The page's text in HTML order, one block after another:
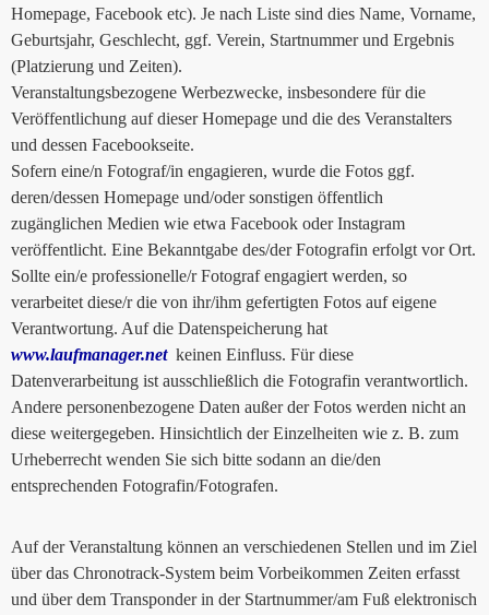
Homepage, Facebook etc). Je nach Liste sind dies Name, Vorname,
Geburtsjahr, Geschlecht, ggf. Verein, Startnummer und Ergebnis
(Platzierung und Zeiten).
Veranstaltungsbezogene Werbezwecke, insbesondere für die
Veröffentlichung auf dieser Homepage und die des Veranstalters
und dessen Facebookseite.
Sofern eine/n Fotograf/in engagieren, wurde die Fotos ggf.
deren/dessen Homepage und/oder sonstigen öffentlich
zugänglichen Medien wie etwa Facebook oder Instagram
veröffentlicht. Eine Bekanntgabe des/der Fotografin erfolgt vor Ort.
Sollte ein/e professionelle/r Fotograf engagiert werden, so
verarbeitet diese/r die von ihr/ihm gefertigten Fotos auf eigene
Verantwortung. Auf die Datenspeicherung hat
www.laufmanager.netkeinen Einfluss. Für diese
Datenverarbeitung ist ausschließlich die Fotografin verantwortlich.
Andere personenbezogene Daten außer der Fotos werden nicht an
diese weitergegeben. Hinsichtlich der Einzelheiten wie z. B. zum
Urheberrecht wenden Sie sich bitte sodann an die/den
entsprechenden Fotografin/Fotografen.
Auf der Veranstaltung können an verschiedenen Stellen und im Ziel
über das Chronotrack-System beim Vorbeikommen Zeiten erfasst
und über dem Transponder in der Startnummer/am Fuß elektronisch